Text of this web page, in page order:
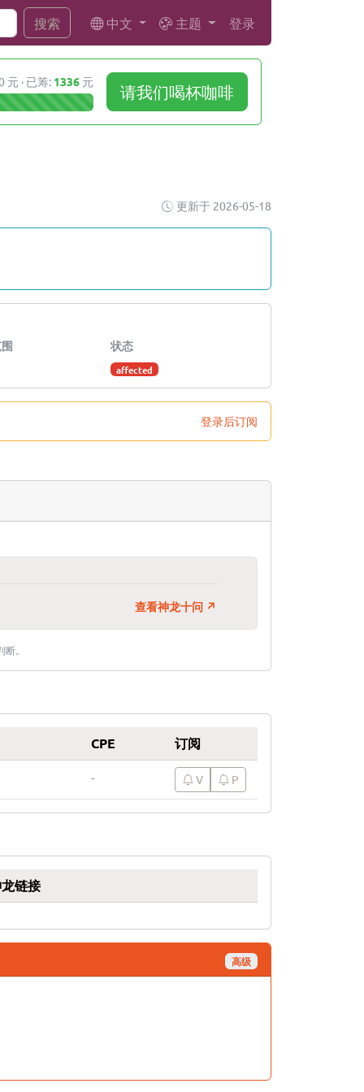
搜索 中文 主题 登录
元 · 已筹: 1336 元
请我们喝杯咖啡
更新于 2026-05-18
状态
affected
登录后订阅
查看神龙十问 ↗
。
CPE 订阅
- V P
链接
高级